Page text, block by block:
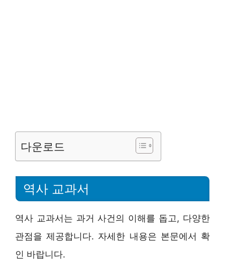
다운로드
역사 교과서
역사 교과서는 과거 사건의 이해를 돕고, 다양한
관점을 제공합니다. 자세한 내용은 본문에서 확
인 바랍니다.